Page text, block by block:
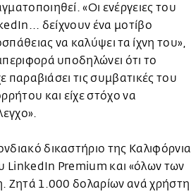
«Οι ενέργειες του
δείχνουν ένα μοτίβο
να καλύψει τα ίχνη του»,
υποδηλώνει ότι το
παραβιάσει τις συμβατικές του
και είχε στόχο να
δικαστήριο της Καλιφόρνια
LinkedIn Premium και «όλων των
Ζητά 1.000 δολαρίων ανά χρήστη